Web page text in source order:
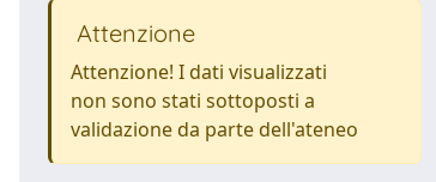
Attenzione
Attenzione! I dati visualizzati
non sono stati sottoposti a
validazione da parte dell'ateneo